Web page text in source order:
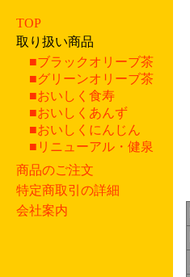
TOP
取り扱い商品
■ブラックオリーブ茶
■グリーンオリーブ茶
■おいしく食寿
■おいしくあんず
■おいしくにんじん
■リニューアル・健泉
商品のご注文
特定商取引の詳細
会社案内